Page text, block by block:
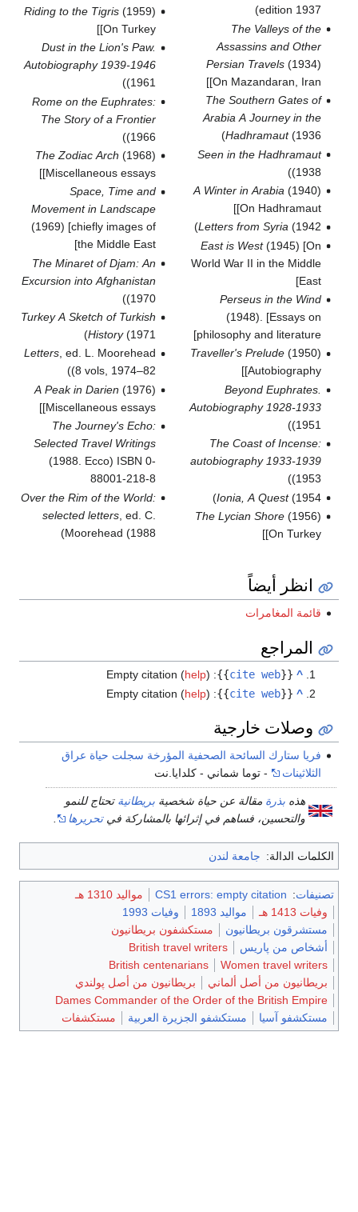
edition 1937)
The Valleys of the
Assassins and Other
Persian Travels(1934)
[On Mazandaran, Iran]
The Southern Gates of
Arabia A Journey in the
Hadhramaut(1936)
Seen in the Hadhramaut
(1938)
A Winter in Arabia (1940)
[On Hadhramaut]
Letters from Syria(1942)
East is West(1945) [On
World War II in the Middle
East]
Perseus in the Wind
(1948). [Essays on
philosophy and literature]
Traveller's Prelude(1950)
[Autobiography]
Beyond Euphrates.
Autobiography 1928-1933
(1951)
The Coast of Incense:
autobiography 1933-1939
(1953)
Ionia, A Quest(1954)
The Lycian Shore(1956)
[On Turkey]
Riding to the Tigris(1959)
[On Turkey]
Dust in the Lion's Paw.
Autobiography 1939-1946
(1961)
Rome on the Euphrates:
The Story of a Frontier
(1966)
The Zodiac Arch (1968)
[Miscellaneous essays]
Space, Time and
Movement in Landscape
(1969) [chiefly images of
the Middle East]
The Minaret of Djam: An
Excursion into Afghanistan
(1970)
Turkey A Sketch of Turkish
History(1971)
Letters, ed. L. Moorehead
(8 vols, 1974–82)
A Peak in Darien (1976)
[Miscellaneous essays]
The Journey's Echo:
Selected Travel Writings
(1988. Ecco) ISBN 0-
88001-218-8
Over the Rim of the World:
selected letters, ed. C.
Moorehead (1988)
انظر أيضاً
قائمة المغامرات
المراجع
^
{{
cite web
}}
:
Empty citation (help)
^
{{
cite web
}}
:
Empty citation (help)
وصلات خارجية
فريا ستارك السائحة الصحفية المؤرخة سجلت حياة عراق
الثلاثينات
- توما شماني - كلدايا.نت
هذه بذرة مقالة عن حياة شخصية بريطانية تحتاج للنمو
والتحسين، فساهم في إثرائها بالمشاركة فيتحريرها
الكلمات الدالة: جامعة لندن
تصنيفات:
CS1 errors: empty citation
مواليد 1310 هـ
وفيات 1413 هـ
مواليد 1893
وفيات 1993
مستشرقون بريطانيون
مستكشفون بريطانيون
أشخاص من پاريس
British travel writers
Women travel writers
British centenarians
بريطانيون من أصل ألماني
بريطانيون من أصل پولندي
Dames Commander of the Order of the British Empire
مستكشفو آسيا
مستكشفو الجزيرة العربية مستكشفات